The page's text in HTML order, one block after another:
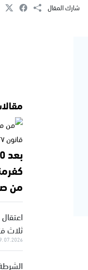
شارك المقال
من
ثلاث